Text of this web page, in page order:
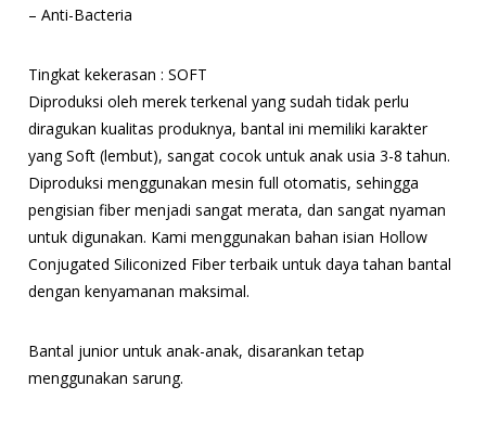
– Anti-Bacteria
Tingkat kekerasan : SOFT
Diproduksi oleh merek terkenal yang sudah tidak perlu
diragukan kualitas produknya, bantal ini memiliki karakter
yang Soft (lembut), sangat cocok untuk anak usia 3-8 tahun.
Diproduksi menggunakan mesin full otomatis, sehingga
pengisian fiber menjadi sangat merata, dan sangat nyaman
untuk digunakan. Kami menggunakan bahan isian Hollow
Conjugated Siliconized Fiber terbaik untuk daya tahan bantal
dengan kenyamanan maksimal.
Bantal junior untuk anak-anak, disarankan tetap
menggunakan sarung.